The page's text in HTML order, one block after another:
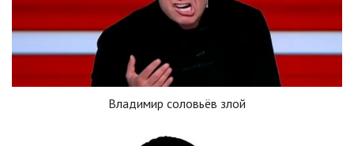
Владимир соловьёв злой